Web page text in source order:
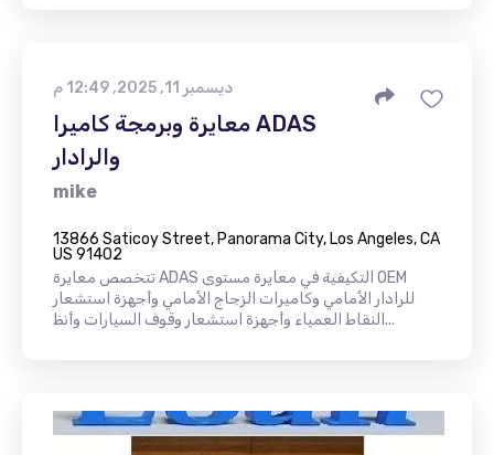
ديسمبر 11, 2025, 12:49 م
معايرة وبرمجة كاميرا ADAS
والرادار
mike
13866 Saticoy Street, Panorama City, Los Angeles, CA
US 91402
تتخصص معايرة ADAS التكيفية في معايرة مستوى OEM
للرادار الأمامي وكاميرات الزجاج الأمامي وأجهزة استشعار
النقاط العمياء وأجهزة استشعار وقوف السيارات وأنظ...